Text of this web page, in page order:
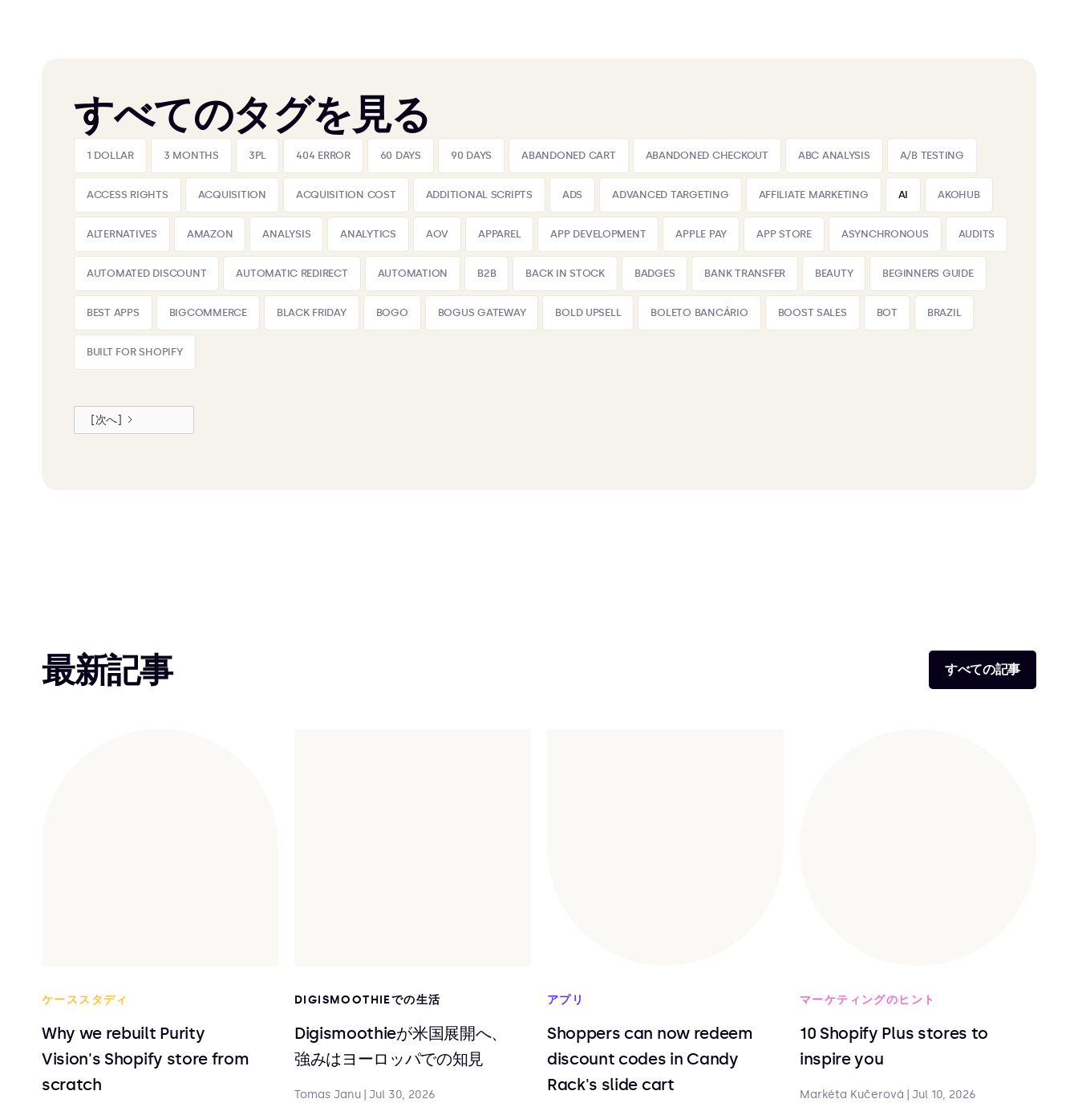
すべてのタグを見る
1 DOLLAR 3 MONTHS 3PL 404 ERROR 60 DAYS 90 DAYS ABANDONED CART ABANDONED CHECKOUT ABC ANALYSIS A/B TESTING
ACCESS RIGHTS ACQUISITION ACQUISITION COST ADDITIONAL SCRIPTS ADS ADVANCED TARGETING AFFILIATE MARKETING AI AKOHUB
ALTERNATIVES AMAZON ANALYSIS ANALYTICS AOV APPAREL APP DEVELOPMENT APPLE PAY APP STORE ASYNCHRONOUS AUDITS
AUTOMATED DISCOUNT AUTOMATIC REDIRECT AUTOMATION B2B BACK IN STOCK BADGES BANK TRANSFER BEAUTY BEGINNERS GUIDE
BEST APPS BIGCOMMERCE BLACK FRIDAY BOGO BOGUS GATEWAY BOLD UPSELL BOLETO BANCÁRIO BOOST SALES BOT BRAZIL
BUILT FOR SHOPIFY
[次へ]
最新記事 すべての記事
ケーススタディ
Why we rebuilt Purity
Vision's Shopify store from
scratch
DIGISMOOTHIEでの生活
Digismoothieが米国展開へ、
強みはヨーロッパでの知見
Tomas Janu Jul 30, 2026
アプリ
Shoppers can now redeem
discount codes in Candy
Rack's slide cart
マーケティングのヒント
10 Shopify Plus stores to
inspire you
Markéta Kučerová Jul 10, 2026